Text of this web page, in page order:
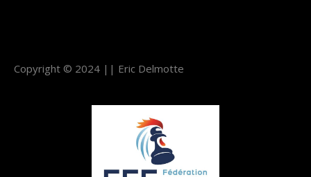
Copyright © 2024 || Eric Delmotte